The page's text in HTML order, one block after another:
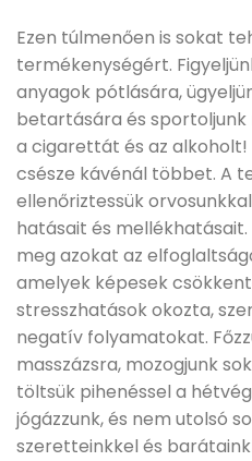
Ezen túlmenően is sokat
termékenységért.
anyagok pótlására,
betartására és sportoljunk
a cigarettát és az alkoholt!
csésze kávénál többet. A
ellenőriztessük
hatásait és
meg azokat az
amelyek képesek
stresszhatások okozta,
negatív folyamatokat.
masszázsra, mozogjunk
töltsük pihenéssel a
jógázzunk, és nem utolsó
szeretteinkkel és